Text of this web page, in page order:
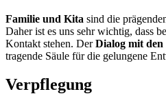
Familie und Kita sind die
Daher ist es uns sehr wichtig, dass
Kontakt stehen. DerDialog mit
tragende Säule für die gelungene
Verpflegung